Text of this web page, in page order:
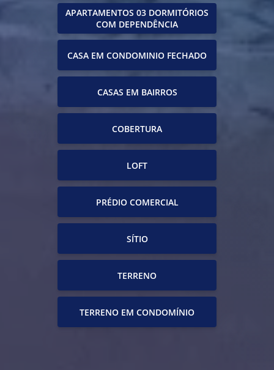
APARTAMENTOS 03 DORMITÓRIOS
COM DEPENDÊNCIA
CASA EM CONDOMINIO FECHADO
CASAS EM BAIRROS
COBERTURA
LOFT
PRÉDIO COMERCIAL
SÍTIO
TERRENO
TERRENO EM CONDOMÍNIO